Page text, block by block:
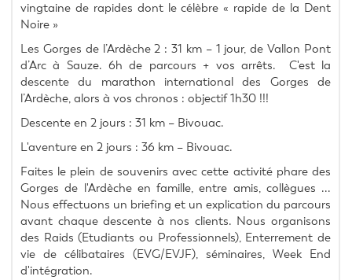
vingtaine de rapides dont le célèbre « rapide de la Dent
Noire »
Les Gorges de l’Ardèche 2 : 31 km – 1 jour, de Vallon Pont
d’Arc à Sauze. 6h de parcours + vos arrêts.  C'est la
descente du marathon international des Gorges de
l’Ardèche, alors à vos chronos : objectif 1h30 !!!
Descente en 2 jours : 31 km – Bivouac.
L'aventure en 2 jours : 36 km – Bivouac.
Faites le plein de souvenirs avec cette activité phare des
Gorges de l'Ardèche en famille, entre amis, collègues ...
Nous effectuons un briefing et un explication du parcours
avant chaque descente à nos clients. Nous organisons
des Raids (Etudiants ou Professionnels), Enterrement de
vie de célibataires (EVG/EVJF), séminaires, Week End
d'intégration.